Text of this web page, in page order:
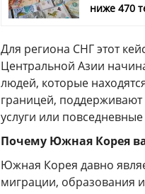
ниже 470
Для региона СНГ этот
Центральной Азии
людей, которые
границей,
услуги или
Почему Южная Корея
Южная Корея давно
миграции, образования